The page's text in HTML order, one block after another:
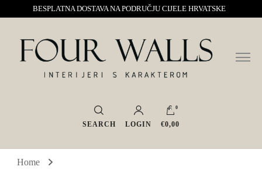
BESPLATNA DOSTAVA NA PODRUČJU CIJELE HRVATSKE
Four Walls
Sve za interijer po Vašoj mjeri. Salon namještaja, dekoracije i rasvjete.
Interijeri s karakterom
SEARCH LOGIN
0
€0,00
Home